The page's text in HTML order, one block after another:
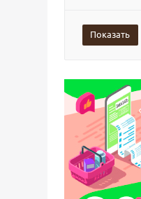
TM Di Valore
Сэльвин-Про
Бархим
SI:LA
Восход